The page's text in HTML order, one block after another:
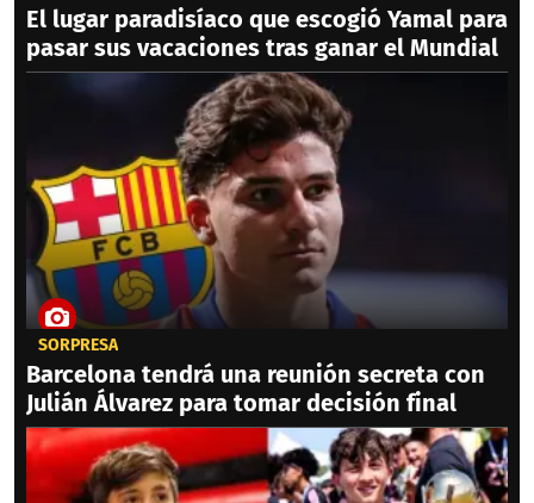
El lugar paradisíaco que escogió Yamal para
pasar sus vacaciones tras ganar el Mundial
SORPRESA
Barcelona tendrá una reunión secreta con
Julián Álvarez para tomar decisión final